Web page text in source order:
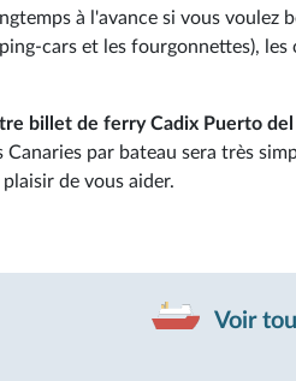
à l'avance si vous voulez
cars et les fourgonnettes), les
billet de ferry Cadix Puerto del
par bateau sera très
de vous aider.
Voir